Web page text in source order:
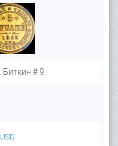
Биткин # 9
USD